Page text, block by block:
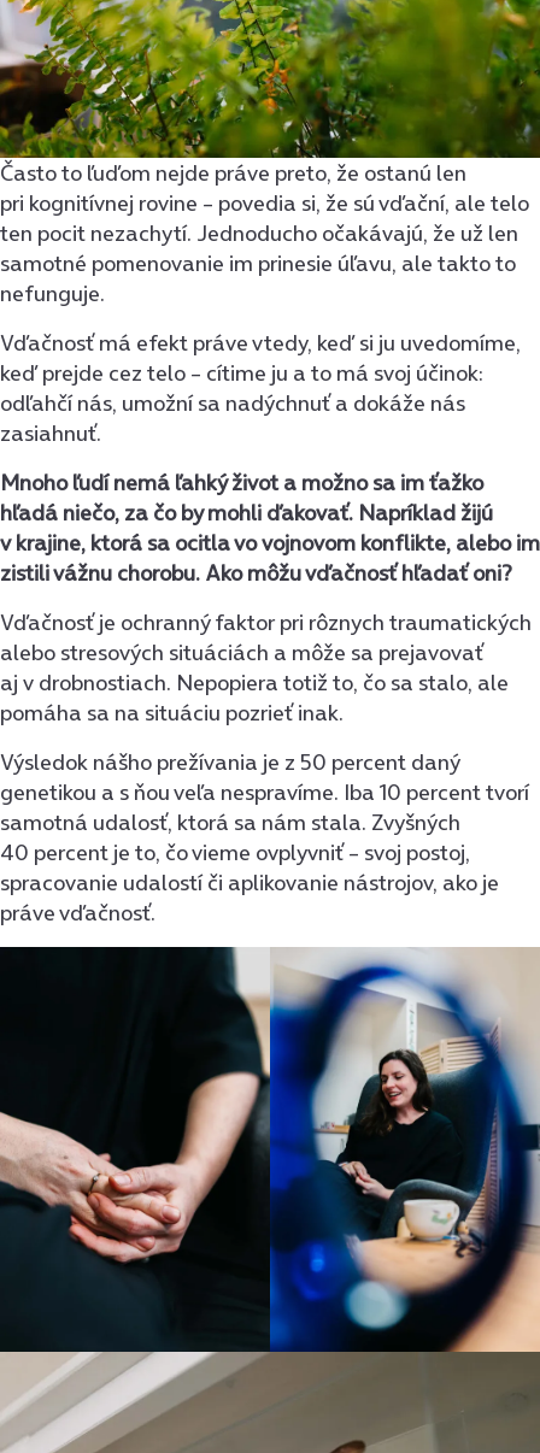
Často to ľuďom nejde práve preto, že ostanú len
pri kognitívnej rovine – povedia si, že sú vďační, ale telo
ten pocit nezachytí. Jednoducho očakávajú, že už len
samotné pomenovanie im prinesie úľavu, ale takto to
nefunguje.
Vďačnosť má efekt práve vtedy, keď si ju uvedomíme,
keď prejde cez telo – cítime ju a to má svoj účinok:
odľahčí nás, umožní sa nadýchnuť a dokáže nás
zasiahnuť.
Mnoho ľudí nemá ľahký život a možno sa im ťažko
hľadá niečo, za čo by mohli ďakovať. Napríklad žijú
v krajine, ktorá sa ocitla vo vojnovom konflikte, alebo im
zistili vážnu chorobu. Ako môžu vďačnosť hľadať oni?
Vďačnosť je ochranný faktor pri rôznych traumatických
alebo stresových situáciách a môže sa prejavovať
aj v drobnostiach. Nepopiera totiž to, čo sa stalo, ale
pomáha sa na situáciu pozrieť inak.
Výsledok nášho prežívania je z 50 percent daný
genetikou a s ňou veľa nespravíme. Iba 10 percent tvorí
samotná udalosť, ktorá sa nám stala. Zvyšných
40 percent je to, čo vieme ovplyvniť – svoj postoj,
spracovanie udalostí či aplikovanie nástrojov, ako je
práve vďačnosť.